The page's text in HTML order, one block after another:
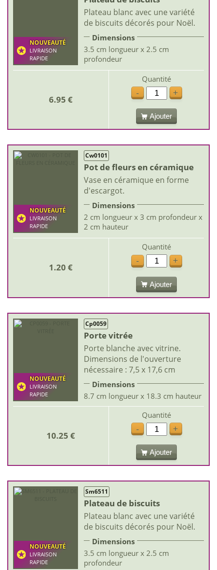
NOUVEAUTÉ
LIVRAISON
RAPIDE
Plateau blanc avec une variété
de biscuits décorés pour Noël.
Dimensions
3.5 cm longueur x 2.5 cm
profondeur
6.95 €
Quantité
-
+
Ajouter
NOUVEAUTÉ
LIVRAISON
RAPIDE
Cw0101
Pot de fleurs en céramique
Vase en céramique en forme
d'escargot.
Dimensions
2 cm longueur x 3 cm profondeur x
2 cm hauteur
1.20 €
Quantité
-
+
Ajouter
NOUVEAUTÉ
LIVRAISON
RAPIDE
Cp0059
Porte vitrée
Porte blanche avec vitrine.
Dimensions de l'ouverture
nécessaire : 7,5 x 17,6 cm
Dimensions
8.7 cm longueur x 18.3 cm hauteur
10.25 €
Quantité
-
+
Ajouter
NOUVEAUTÉ
LIVRAISON
RAPIDE
Sm6511
Plateau de biscuits
Plateau blanc avec une variété
de biscuits décorés pour Noël.
Dimensions
3.5 cm longueur x 2.5 cm
profondeur